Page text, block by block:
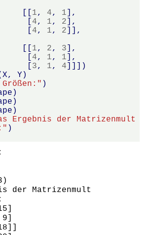
1, 4, 1 ],
[4, 1, 2 ],
[4, 1, 2 ]],
1, 2, 3 ],
[4, 1, 1 ],
3, 1, 4 ]]])
X, Y )
)
)
)
)
Ergebnis der Matrizenmult
)
der Matrizenmult